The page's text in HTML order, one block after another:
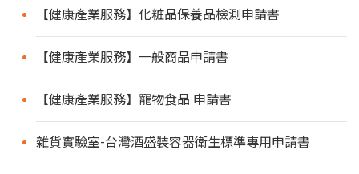
【健康產業服務】化粧品保養品檢測申請書
【健康產業服務】一般商品申請書
【健康產業服務】寵物食品 申請書
雜貨實驗室-台灣酒盛裝容器衛生標準專用申請書